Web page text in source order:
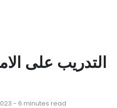
التدريب على
- 6 minutes read